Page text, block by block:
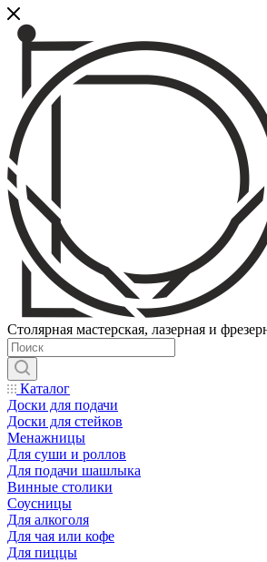
Столярная мастерская, лазерная и
Каталог
Доски для подачи
Доски для стейков
Менажницы
Для суши и роллов
Для подачи шашлыка
Винные столики
Соусницы
Для алкоголя
Для чая или кофе
Для пиццы